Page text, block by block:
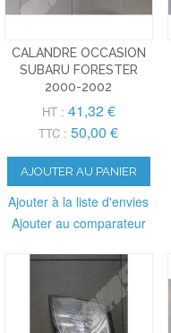
CALANDRE OCCASION
SUBARU FORESTER
2000-2002
HT : 41,32 €
TTC : 50,00 €
AJOUTER AU PANIER
Ajouter à la liste d'envies
Ajouter au comparateur